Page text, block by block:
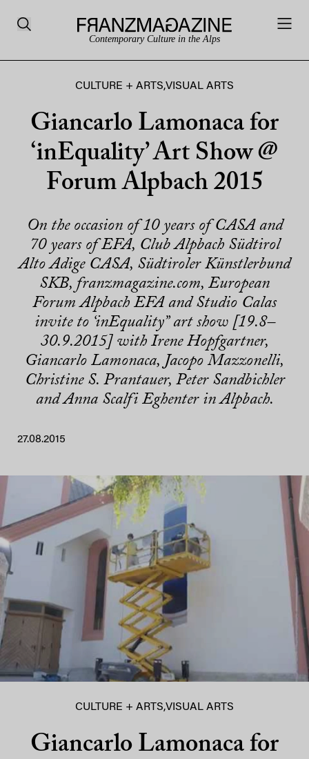
Contemporary Culture in the Alps
CULTURE + ARTS,VISUAL ARTS
Giancarlo Lamonaca for
‘inEquality’ Art Show @
Forum Alpbach 2015
On the occasion of 10 years of CASA and
70 years of EFA, Club Alpbach Südtirol
Alto Adige CASA, Südtiroler Künstlerbund
SKB, franzmagazine.com, European
Forum Alpbach EFA and Studio Calas
invite to ‘inEquality” art show [19.8–
30.9.2015] with Irene Hopfgartner,
Giancarlo Lamonaca, Jacopo Mazzonelli,
Christine S. Prantauer, Peter Sandbichler
and Anna Scalfi Eghenter in Alpbach.
27.08.2015
CULTURE + ARTS,VISUAL ARTS
Giancarlo Lamonaca for